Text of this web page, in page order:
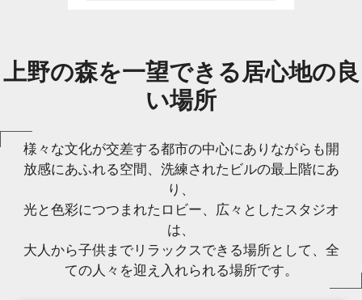
上野の森を一望できる居心地の良
い場所
様々な文化が交差する都市の中心にありながらも開
放感にあふれる空間、洗練されたビルの最上階にあ
り、
光と色彩につつまれたロビー、広々としたスタジオ
は、
大人から子供までリラックスできる場所として、全
ての人々を迎え入れられる場所です。